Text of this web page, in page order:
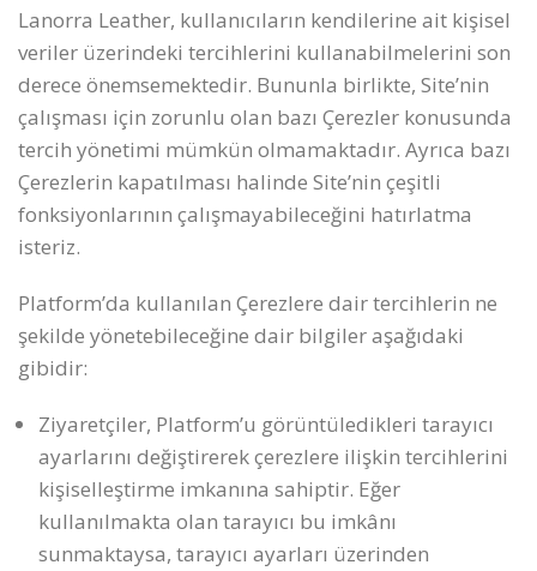
Lanorra Leather, kullanıcıların kendilerine ait kişisel
veriler üzerindeki tercihlerini kullanabilmelerini son
derece önemsemektedir. Bununla birlikte, Site’nin
çalışması için zorunlu olan bazı Çerezler konusunda
tercih yönetimi mümkün olmamaktadır. Ayrıca bazı
Çerezlerin kapatılması halinde Site’nin çeşitli
fonksiyonlarının çalışmayabileceğini hatırlatma
isteriz.
Platform’da kullanılan Çerezlere dair tercihlerin ne
şekilde yönetebileceğine dair bilgiler aşağıdaki
gibidir:
Ziyaretçiler, Platform’u görüntüledikleri tarayıcı
ayarlarını değiştirerek çerezlere ilişkin tercihlerini
kişiselleştirme imkanına sahiptir. Eğer
kullanılmakta olan tarayıcı bu imkânı
sunmaktaysa, tarayıcı ayarları üzerinden